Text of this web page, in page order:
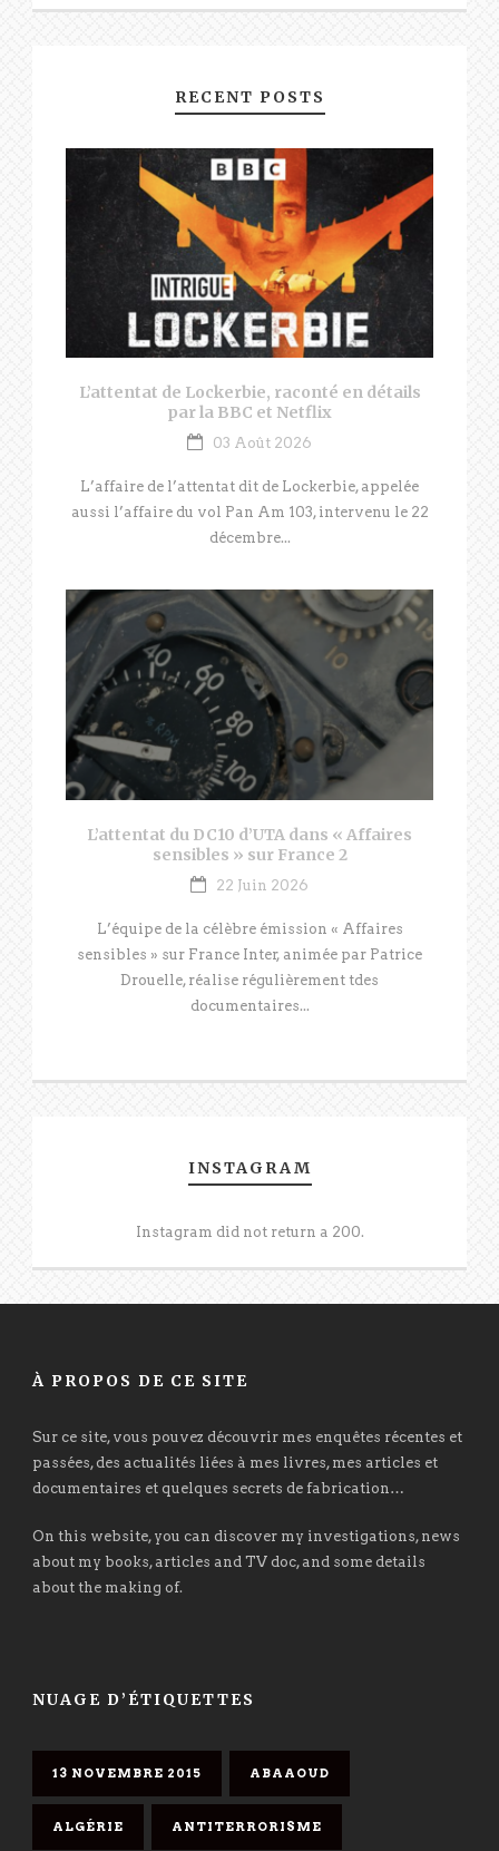
RECENT POSTS
L’attentat de Lockerbie, raconté en détails
par la BBC et Netflix
03 Août 2026
L’affaire de l’attentat dit de Lockerbie, appelée
aussi l’affaire du vol Pan Am 103, intervenu le 22
décembre...
L’attentat du DC10 d’UTA dans « Affaires
sensibles » sur France 2
22 Juin 2026
L’équipe de la célèbre émission « Affaires
sensibles » sur France Inter, animée par Patrice
Drouelle, réalise régulièrement tdes
documentaires...
INSTAGRAM
Instagram did not return a 200.
À PROPOS DE CE SITE
Sur ce site, vous pouvez découvrir mes enquêtes récentes et
passées, des actualités liées à mes livres, mes articles et
documentaires et quelques secrets de fabrication…
On this website, you can discover my investigations, news
about my books, articles and TV doc, and some details
about the making of.
NUAGE D’ÉTIQUETTES
13 NOVEMBRE 2015 ABAAOUD
ALGÉRIE ANTITERRORISME